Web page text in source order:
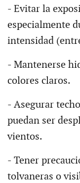
- Evitar la
especialmente
intensidad
- Mantenerse
colores claros.
- Asegurar
puedan ser
vientos.
- Tener
tolvaneras o